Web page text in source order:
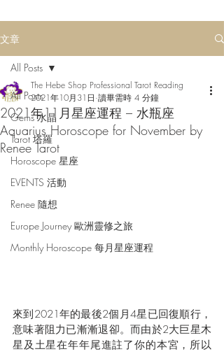
文章
All Posts
Gems 水晶
Tarot 塔羅
Horoscope 星座
EVENTS 活動
Renee 隨想
Europe Journey 歐洲靈修之旅
Monthly Horoscope 每月星座運程
All Posts
2021年11月星座運程 – 水瓶座
Aquarius Horoscope for November by
Renee Tarot
The Hebe Shop Professional Tarot Reading
2021年10月31日 讀畢需時 4 分鐘
來到2021年的最後2個月4星已回復順行，
意味著阻力已漸漸退卻。而由於2大巨星木
星及土星在年年尾進註了你的本宮，所以